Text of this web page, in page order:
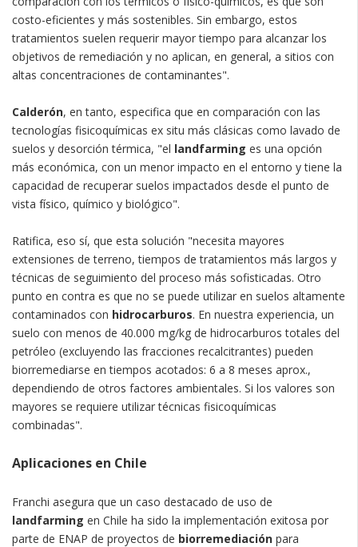
costo-eficientes y más sostenibles. Sin embargo, estos
tratamientos suelen requerir mayor tiempo para alcanzar los
objetivos de remediación y no aplican, en general, a sitios con
altas concentraciones de contaminantes".
Calderón, en tanto, especifica que en comparación con las
tecnologías fisicoquímicas ex situ más clásicas como lavado de
suelos y desorción térmica, "el landfarming es una opción
más económica, con un menor impacto en el entorno y tiene la
capacidad de recuperar suelos impactados desde el punto de
vista físico, químico y biológico".
Ratifica, eso sí, que esta solución "necesita mayores
extensiones de terreno, tiempos de tratamientos más largos y
técnicas de seguimiento del proceso más sofisticadas. Otro
punto en contra es que no se puede utilizar en suelos altamente
contaminados con hidrocarburos. En nuestra experiencia, un
suelo con menos de 40.000 mg/kg de hidrocarburos totales del
petróleo (excluyendo las fracciones recalcitrantes) pueden
biorremediarse en tiempos acotados: 6 a 8 meses aprox.,
dependiendo de otros factores ambientales. Si los valores son
mayores se requiere utilizar técnicas fisicoquímicas
combinadas".
Aplicaciones en Chile
Franchi asegura que un caso destacado de uso de
landfarming en Chile ha sido la implementación exitosa por
parte de ENAP de proyectos de biorremediación para